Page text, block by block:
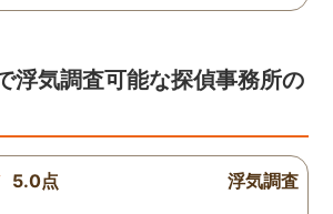
浮気調査可能な探偵事務所の
5.0点 浮気調査